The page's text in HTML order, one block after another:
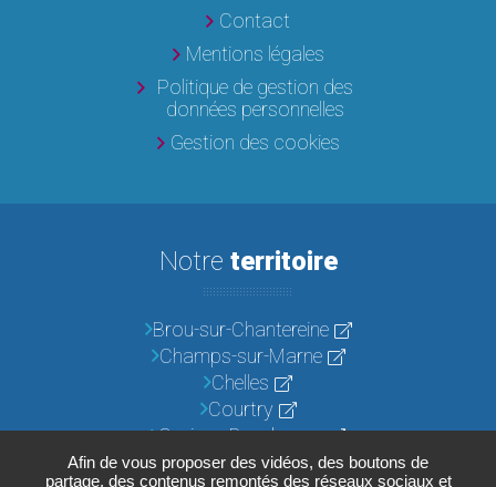
Afin de vous proposer des vidéos, des boutons de
partage, des contenus remontés des réseaux sociaux et
Contact
Mentions légales
Politique de gestion des
données personnelles
Gestion des cookies
Notre territoire
Brou-sur-Chantereine
Champs-sur-Marne
Chelles
Courtry
Croissy-Beaubourg
Emerainville